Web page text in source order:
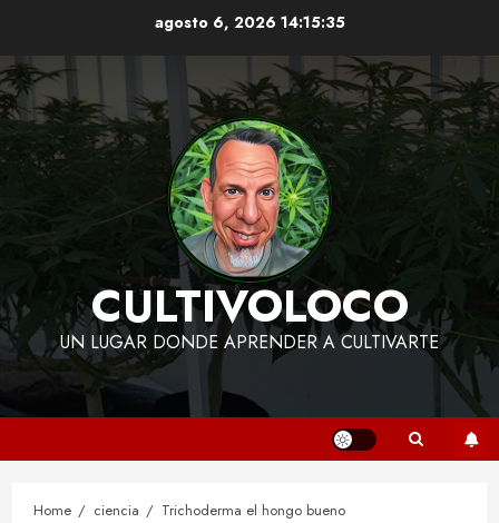
content
agosto 6, 2026 14:15:35
CULTIVOLOCO
UN LUGAR DONDE APRENDER A CULTIVARTE
Home ciencia Trichoderma el hongo bueno